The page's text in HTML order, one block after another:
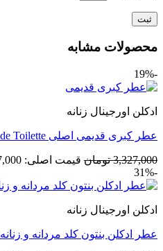
محصولات مشابه
-19%
ادکلن اورجینال زنانه
عطر کبری قدیمی اصلی Cobra Eau de Toilette
3,327,000 تومان قیمت اصلی: 3,327,000 تومان بود.
-31%
ادکلن اورجینال زنانه
عطر ادکلن بنتون کلد مردانه و زنانه Benetton Cold Eau de Toilette